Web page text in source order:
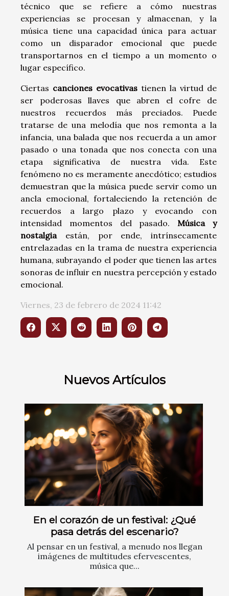
Nuevos Artículos
En el corazón de un festival: ¿Qué
pasa detrás del escenario?
Al pensar en un festival, a menudo nos llegan
imágenes de multitudes efervescentes,
música que...
técnico que se refiere a cómo nuestras
experiencias se procesan y almacenan, y la
música tiene una capacidad única para actuar
como un disparador emocional que puede
transportarnos en el tiempo a un momento o
lugar específico.
Ciertas canciones evocativas tienen la virtud de
ser poderosas llaves que abren el cofre de
nuestros recuerdos más preciados. Puede
tratarse de una melodía que nos remonta a la
infancia, una balada que nos recuerda a un amor
pasado o una tonada que nos conecta con una
etapa significativa de nuestra vida. Este
fenómeno no es meramente anecdótico; estudios
demuestran que la música puede servir como un
ancla emocional, fortaleciendo la retención de
recuerdos a largo plazo y evocando con
intensidad momentos del pasado. Música y
nostalgiaestán, por ende, intrínsecamente
entrelazadas en la trama de nuestra experiencia
humana, subrayando el poder que tienen las artes
sonoras de influir en nuestra percepción y estado
emocional.
Viernes, 23 de febrero de 2024 11:42